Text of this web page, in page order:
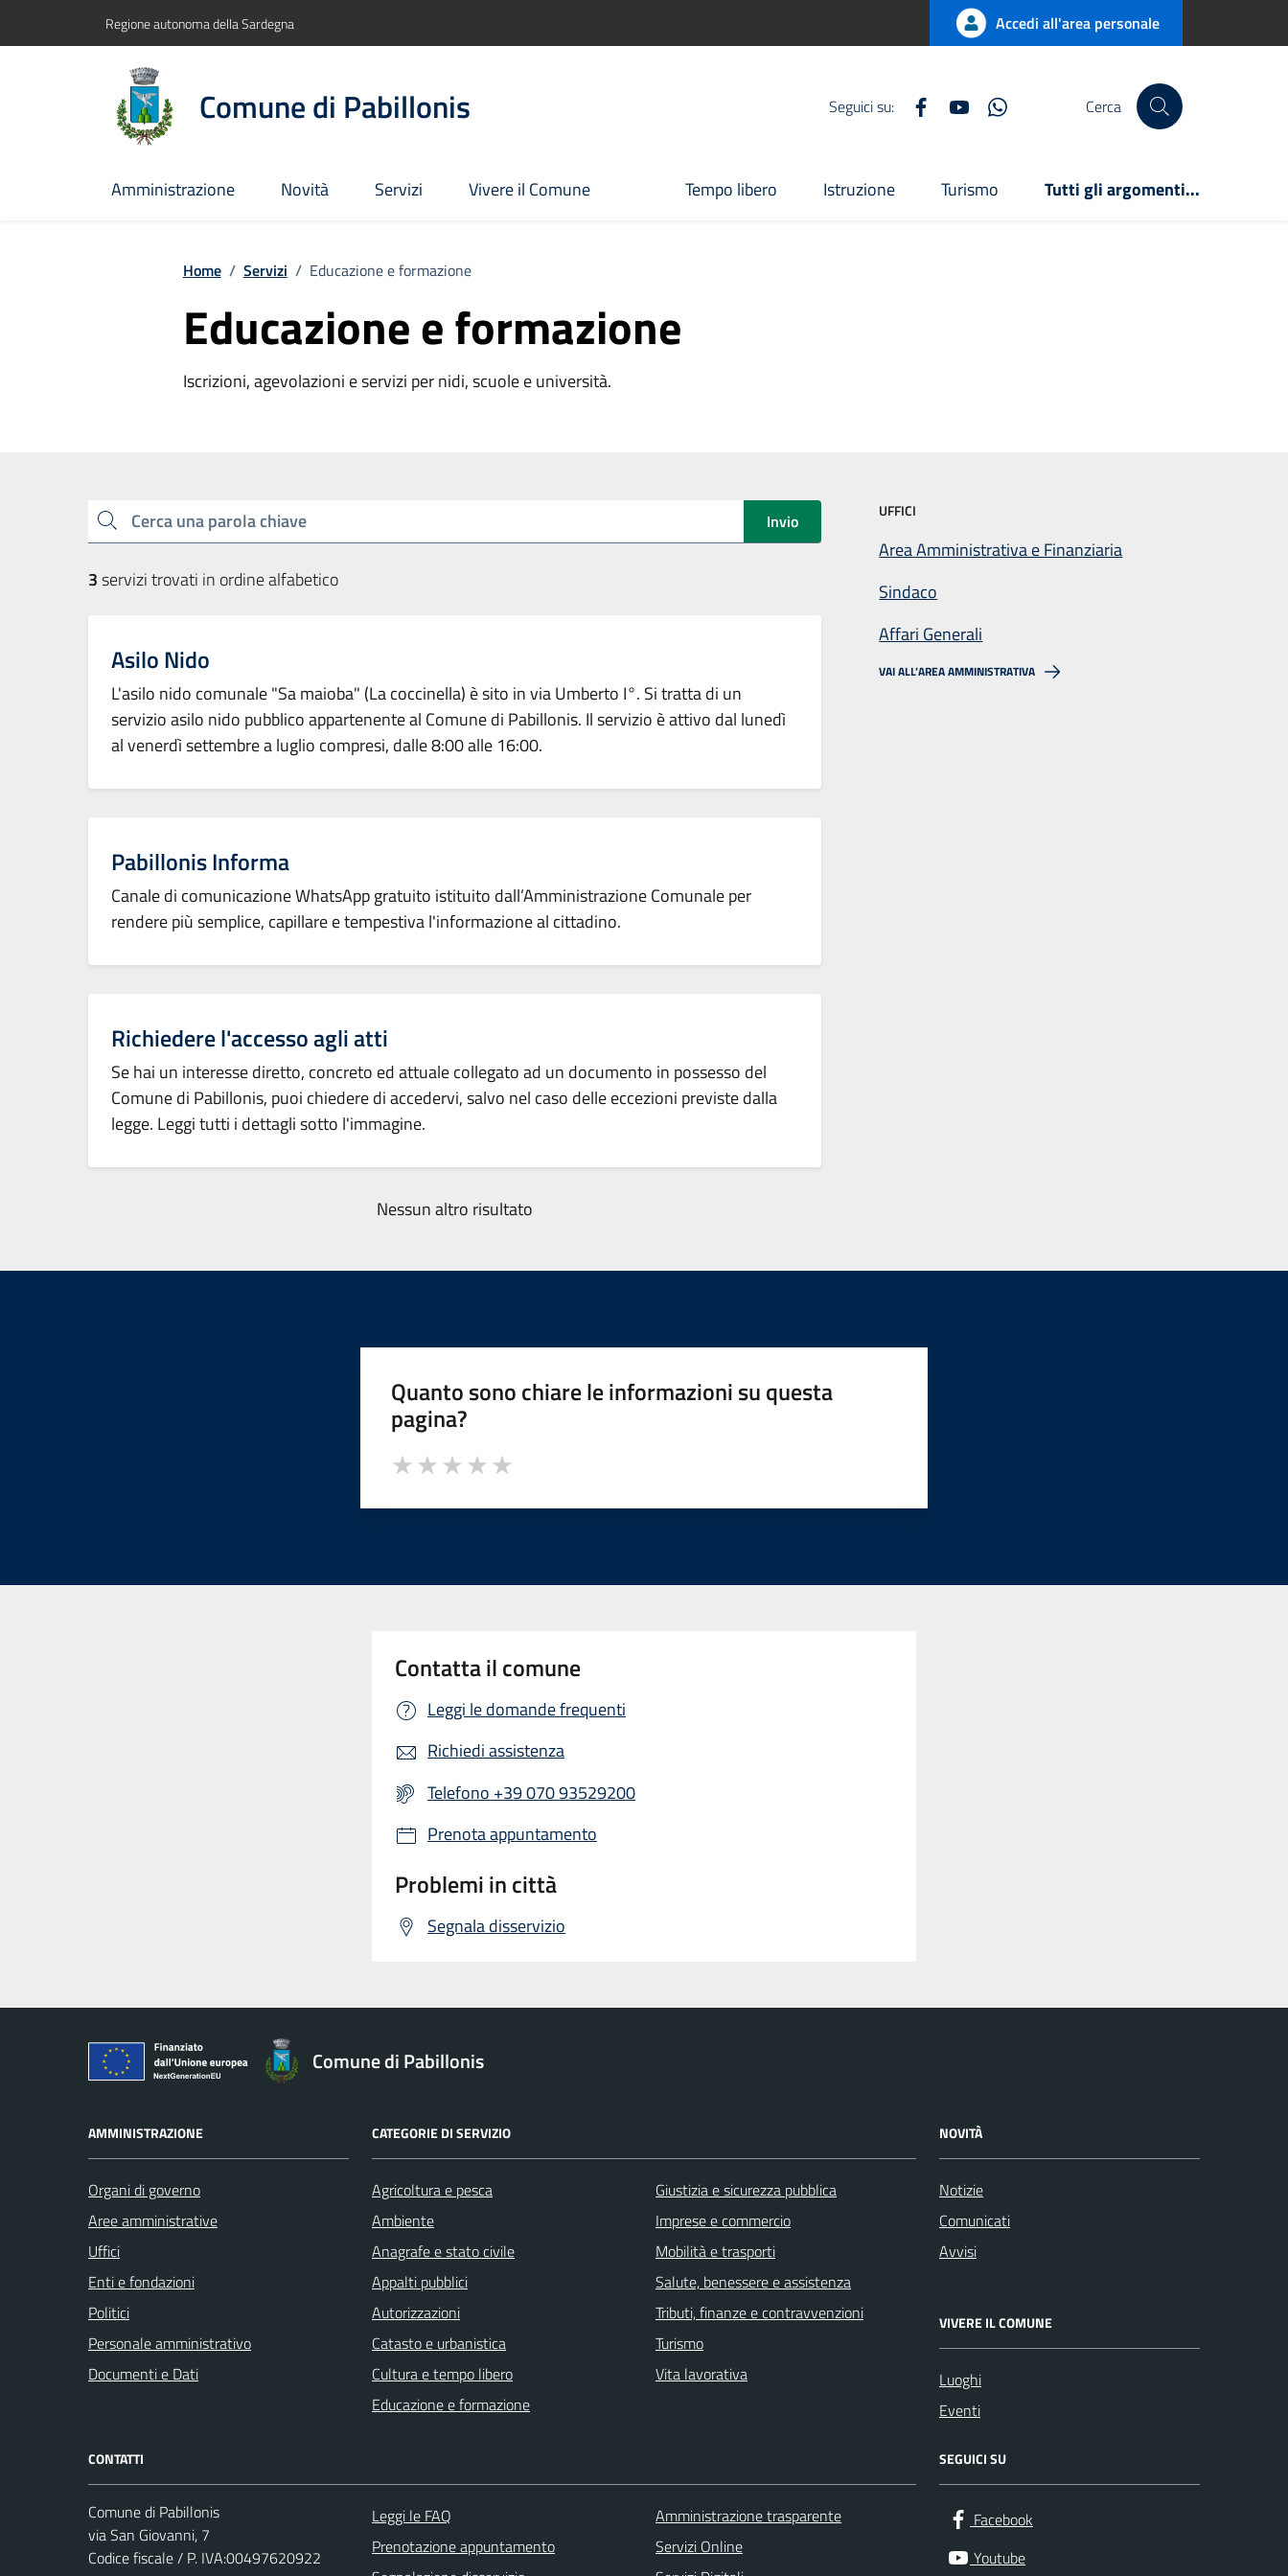
Regione autonoma della Sardegna Accedi all'area personale
Comune di Pabillonis Seguici su: FacebookYoutube Cerca
Amministrazione Novità Servizi Vivere il Comune Tempo libero Istruzione Turismo Tutti gli argomenti...
Home / Servizi / Educazione e formazione
Educazione e formazione
Iscrizioni, agevolazioni e servizi per nidi, scuole e università.
Cerca una parola chiave Invio
3servizi trovati in ordine alfabetico
Asilo Nido
L'asilo nido comunale "Sa maioba" (La coccinella) è sito in via Umberto I°. Si tratta di un
servizio asilo nido pubblico appartenente al Comune di Pabillonis. Il servizio è attivo dal lunedì
al venerdì settembre a luglio compresi, dalle 8:00 alle 16:00.
Pabillonis Informa
Canale di comunicazione WhatsApp gratuito istituito dall’Amministrazione Comunale per
rendere più semplice, capillare e tempestiva l'informazione al cittadino.
Richiedere l'accesso agli atti
Se hai un interesse diretto, concreto ed attuale collegato ad un documento in possesso del
Comune di Pabillonis, puoi chiedere di accedervi, salvo nel caso delle eccezioni previste dalla
legge. Leggi tutti i dettagli sotto l'immagine.
Nessun altro risultato
UFFICI
Area Amministrativa e Finanziaria
Sindaco
Affari Generali
VAI ALL’AREA AMMINISTRATIVA
Quanto sono chiare le informazioni su questa
pagina?
Contatta il comune
Leggi le domande frequenti
Richiedi assistenza
Telefono +39 070 93529200
Prenota appuntamento
Problemi in città
Segnala disservizio
Comune di Pabillonis
AMMINISTRAZIONE
Organi di governo
Aree amministrative
Uffici
Enti e fondazioni
Politici
Personale amministrativo
Documenti e Dati
CATEGORIE DI SERVIZIO
Agricoltura e pesca
Ambiente
Anagrafe e stato civile
Appalti pubblici
Autorizzazioni
Catasto e urbanistica
Cultura e tempo libero
Educazione e formazione
Giustizia e sicurezza pubblica
Imprese e commercio
Mobilità e trasporti
Salute, benessere e assistenza
Tributi, finanze e contravvenzioni
Turismo
Vita lavorativa
NOVITÀ
Notizie
Comunicati
Avvisi
VIVERE IL COMUNE
Luoghi
Eventi
CONTATTI
Comune di Pabillonis
via San Giovanni, 7
Codice fiscale / P. IVA:00497620922
Leggi le FAQ
Prenotazione appuntamento
Amministrazione trasparente
Servizi Online
SEGUICI SU
Facebook
Youtube